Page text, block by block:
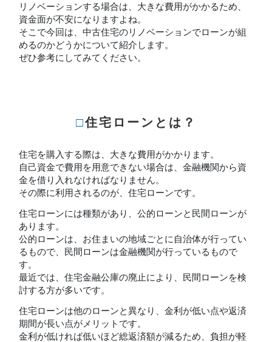
リノベーションする場合は、大きな費用がかかるため、
資金面が不安になりますよね。
そこで今回は、中古住宅のリノベーションでローンが組
めるのかどうかについて紹介します。
ぜひ参考にしてみてください。
□住宅ローンとは？
住宅を購入する際は、大きな費用がかかります。
自己資金で費用を用意できない場合は、金融機関から資
金を借り入れなければなりません。
その際に利用されるのが、住宅ローンです。
住宅ローンには種類があり、公的ローンと民間ローンが
あります。
公的ローンは、お住まいの地域ごとに自治体が行ってい
るもので、民間ローンは金融機関が行っているもので
す。
最近では、住宅金融公庫の廃止により、民間ローンを検
討する方が多いです。
住宅ローンは他のローンと異なり、金利が低い点や返済
期間が長い点がメリットです。
金利が低ければ低いほど総返済額が減るため、負担が軽